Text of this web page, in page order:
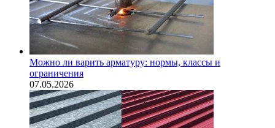
Можно ли варить арматуру: нормы, классы и
ограничения
07.05.2026